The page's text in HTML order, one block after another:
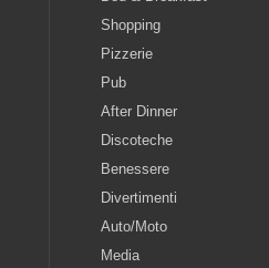
Shopping
Pizzerie
Pub
After Dinner
Discoteche
Benessere
Divertimenti
Auto/Moto
Media